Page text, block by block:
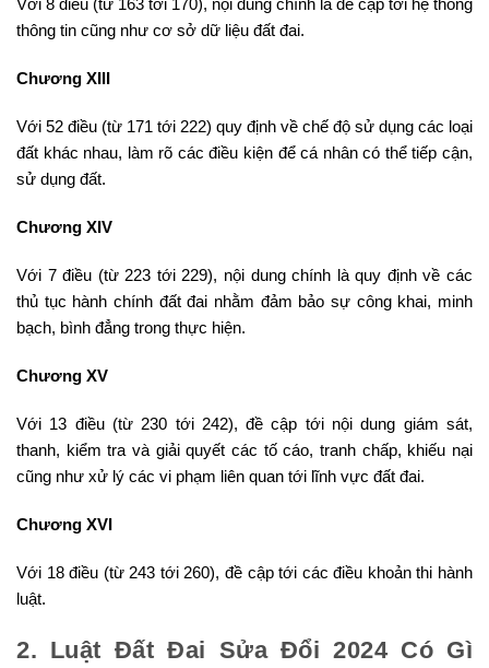
Với 8 điều (từ 163 tới 170), nội dung chính là đề cập tới hệ thống
thông tin cũng như cơ sở dữ liệu đất đai.
Chương XIII
Với 52 điều (từ 171 tới 222) quy định về chế độ sử dụng các loại
đất khác nhau, làm rõ các điều kiện để cá nhân có thể tiếp cận,
sử dụng đất.
Chương XIV
Với 7 điều (từ 223 tới 229), nội dung chính là quy định về các
thủ tục hành chính đất đai nhằm đảm bảo sự công khai, minh
bạch, bình đẳng trong thực hiện.
Chương XV
Với 13 điều (từ 230 tới 242), đề cập tới nội dung giám sát,
thanh, kiểm tra và giải quyết các tố cáo, tranh chấp, khiếu nại
cũng như xử lý các vi phạm liên quan tới lĩnh vực đất đai.
Chương XVI
Với 18 điều (từ 243 tới 260), đề cập tới các điều khoản thi hành
luật.
2. Luật Đất Đai Sửa Đổi 2024 Có Gì